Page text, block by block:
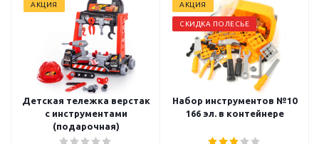
АКЦИЯ
Детская тележка верстак
с инструментами
(подарочная)
АКЦИЯ
СКИДКА ПОЛЕСЬЕ
Набор инструментов №10
166 эл. в контейнере